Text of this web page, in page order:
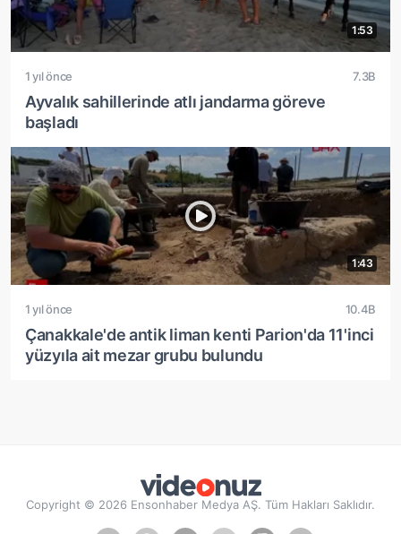
1:53
1 yıl önce 7.3B
Ayvalık sahillerinde atlı jandarma göreve
başladı
1:43
1 yıl önce 10.4B
Çanakkale'de antik liman kenti Parion'da 11'inci
yüzyıla ait mezar grubu bulundu
Copyright © 2026 Ensonhaber Medya AŞ. Tüm Hakları Saklıdır.